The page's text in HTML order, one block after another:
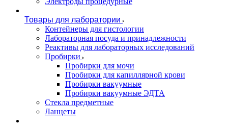
Товары для лаборатории
Контейнеры для гистологии
Лабораторная посуда и принадлежности
Реактивы для лабораторных исследований
Пробирки
Пробирки для мочи
Пробирки для капиллярной крови
Пробирки вакуумные
Пробирки вакуумные ЭДТА
Стекла предметные
Ланцеты